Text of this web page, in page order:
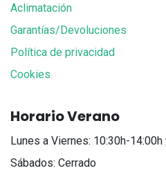
Aclimatación
Garantías/Devoluciones
Política de privacidad
Cookies
Horario Verano
Lunes a Viernes: 10:30h-
Sábados: Cerrado